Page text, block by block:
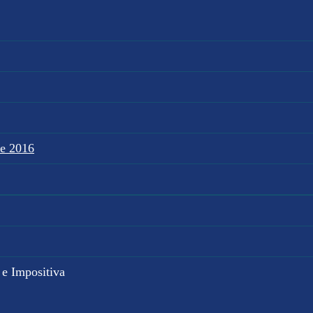
2016
e Impositiva